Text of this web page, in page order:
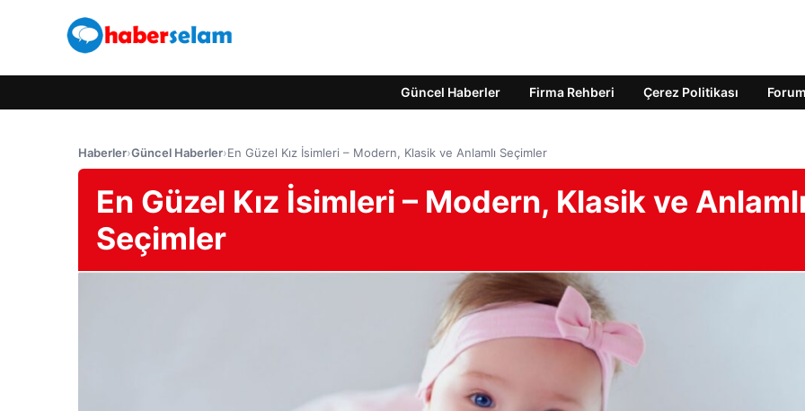
Güncel Haberler Firma Rehberi Çerez Politikası
Haberler›Güncel Haberler›En Güzel Kız İsimleri – Modern, Klasik ve Anlamlı Seçimler
En Güzel Kız İsimleri – Modern, Klasik ve
Seçimler